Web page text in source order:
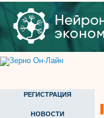
РЕГИСТРАЦИЯ
НОВОСТИ